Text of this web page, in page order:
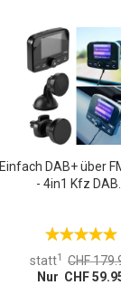
Einfach DAB+ über
- 4in1 Kfz DAB...
statt1
CHF
Nur CHF